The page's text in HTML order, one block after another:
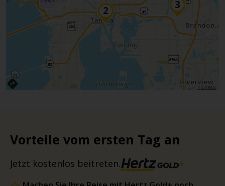
Vorteile vom ersten Tag an
Jetzt kostenlos beitreten.